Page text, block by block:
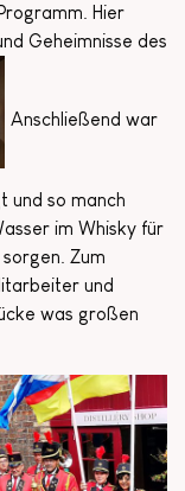
Hier
Geheimnisse des
Anschließend war
und so manch
im Whisky für
Zum
und
was großen